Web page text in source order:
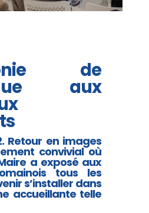
de
aux
Retour en images
convivial où
a exposé aux
tous les
s’installer dans
accueillante telle